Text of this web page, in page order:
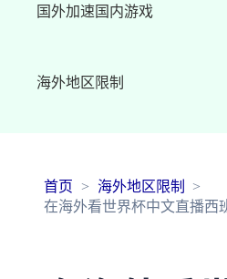
国外加速国内游戏
海外地区限制
首页
海外地区限制
在海外看世界杯中文直播西